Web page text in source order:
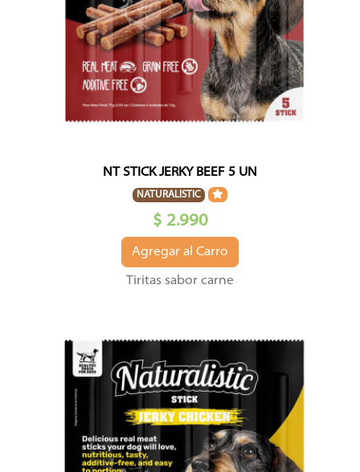
NT STICK JERKY BEEF 5 UN
NATURALISTIC
$ 2.990
Agregar al Carro
Tiritas sabor carne